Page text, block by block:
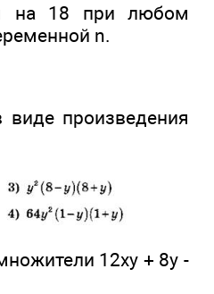
на 18 при любом
n.
виде произведения
12xy + 8y -